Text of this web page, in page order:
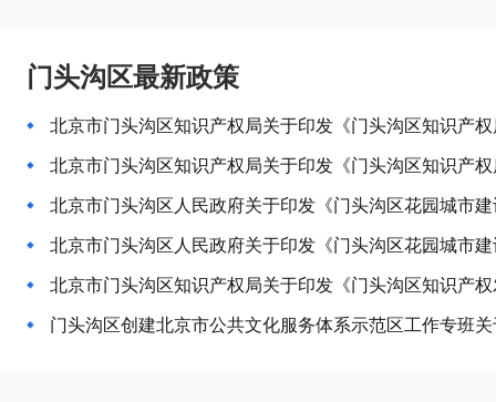
门头沟区最新政策
北京市门头沟区人民政府关于印发《门头沟区花园城市
北京市门头沟区人民政府关于印发《门头沟区花园城市